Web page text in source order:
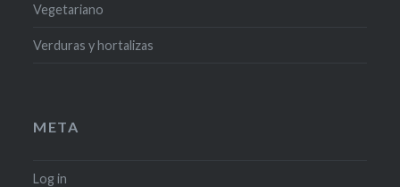
Vegetariano
Verduras y hortalizas
META
Log in